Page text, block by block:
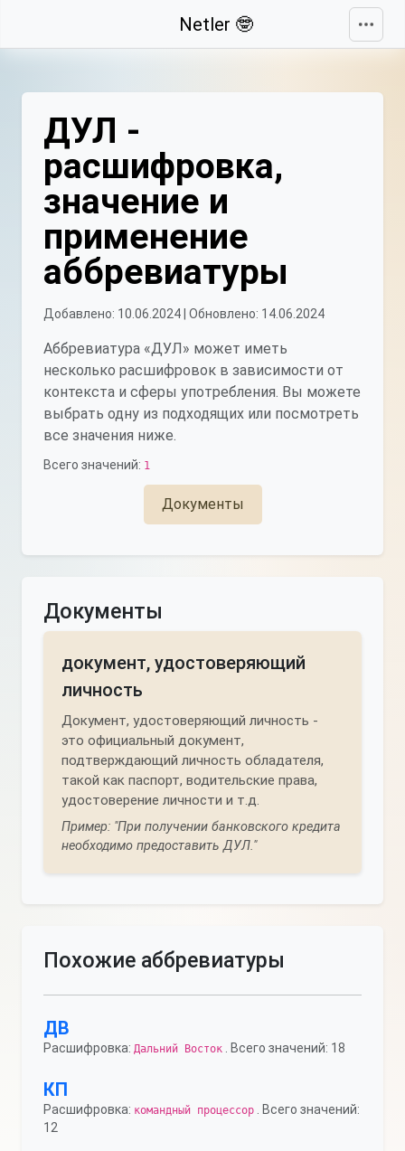
Netler 🤓
ДУЛ -
расшифровка,
значение и
применение
аббревиатуры
Добавлено: 10.06.2024 | Обновлено: 14.06.2024
Аббревиатура «ДУЛ» может иметь
несколько расшифровок в зависимости от
контекста и сферы употребления. Вы можете
выбрать одну из подходящих или посмотреть
все значения ниже.
Всего значений: 1
Документы
Документы
документ, удостоверяющий
личность
Документ, удостоверяющий личность -
это официальный документ,
подтверждающий личность обладателя,
такой как паспорт, водительские права,
удостоверение личности и т.д.
Пример: "При получении банковского кредита
необходимо предоставить ДУЛ."
Похожие аббревиатуры
ДВ
Расшифровка: Дальний Восток . Всего значений: 18
КП
Расшифровка: командный процессор . Всего значений:
12